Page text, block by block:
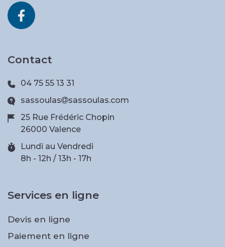
Contact
04 75 55 13 31
sassoulas
sassoulas.com
25 Rue Frédéric Chopin
26000 Valence
Lundi au Vendredi
8h - 12h / 13h - 17h
Services en ligne
Devis en ligne
Paiement en ligne